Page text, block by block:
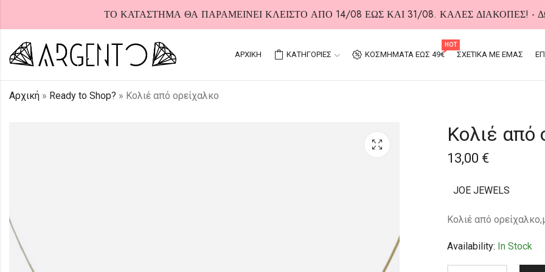
ΤΟ ΚΑΤΑΣΤΗΜΑ ΘΑ ΠΑΡΑΜΕΙΝΕΙ ΚΛΕΙΣΤΟ ΑΠΟ 14/08 ΕΩΣ ΚΑΙ 31/08. ΚΑΛΕΣ ΔΙΑΚΟΠΕΣ!
ΑΡΧΙΚΗ ΚΑΤΗΓΟΡΙΕΣ ΚΟΣΜΗΜΑΤΑ ΕΩΣ 49€
HOT
ΣΧΕΤΙΚΑ ΜΕ ΕΜΑΣ
Αρχική » Ready to Shop? » Κολιέ από ορείχαλκο
Κολιέ από
13,00 €
JOE JEWELS
Κολιέ από
Availability: In Stock